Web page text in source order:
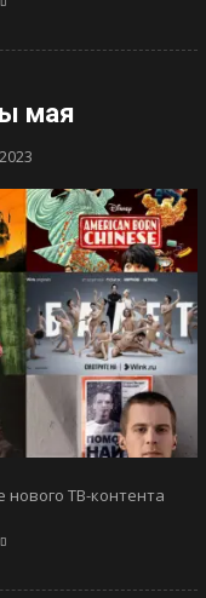
мая
ТВ-контента